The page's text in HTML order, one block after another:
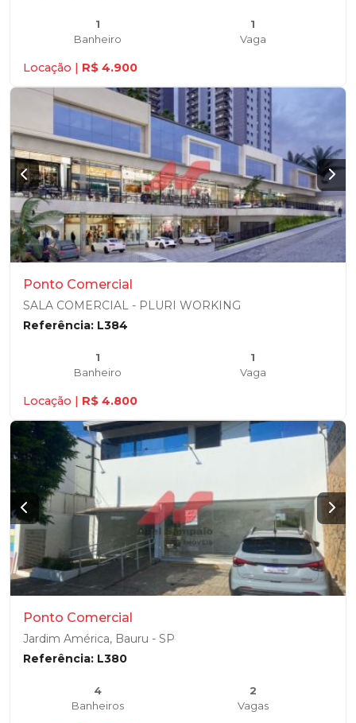
1
Banheiro
1
Vaga
Locação | R$ 4.900
Ponto Comercial
SALA COMERCIAL - PLURI WORKING
Referência: L384
1
Banheiro
1
Vaga
Locação | R$ 4.800
Ponto Comercial
Jardim América, Bauru - SP
Referência: L380
4
Banheiros
2
Vagas